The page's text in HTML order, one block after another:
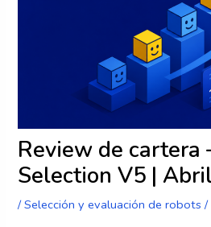
Review de cartera
Selection V5 |
/Selección y evaluación de robots /